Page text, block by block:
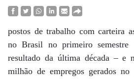
postos de trabalho com carteira
no Brasil no primeiro
resultado da última década – e
milhão de empregos gerados no